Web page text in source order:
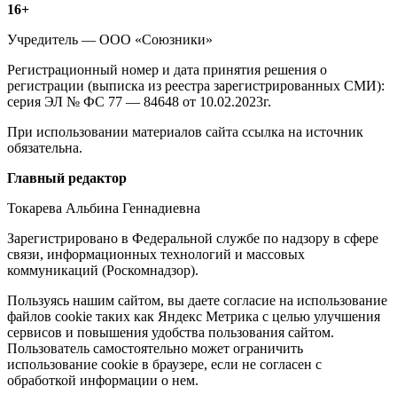
Информация
о
издании
16+
Учредитель — ООО «Союзники»
Регистрационный номер и дата принятия решения о
регистрации (выписка из реестра зарегистрированных СМИ):
серия ЭЛ № ФС 77 — 84648 от 10.02.2023г.
При использовании материалов сайта ссылка на источник
обязательна.
Редакция
Главный редактор
Токарева Альбина Геннадиевна
Зарегистрировано в Федеральной службе по надзору в сфере
связи, информационных технологий и массовых
коммуникаций (Роскомнадзор).
Политика
cookie
Пользуясь нашим сайтом, вы даете согласие на использование
файлов cookie таких как Яндекс Метрика с целью улучшения
сервисов и повышения удобства пользования сайтом.
Пользователь самостоятельно может ограничить
использование cookie в браузере, если не согласен с
обработкой информации о нем.